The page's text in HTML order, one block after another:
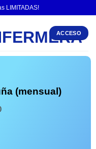
LIMITADAS!
ACCESO
(mensual)